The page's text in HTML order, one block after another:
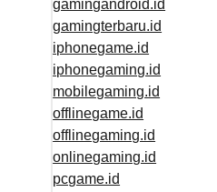
gamingandroid.id
gamingterbaru.id
iphonegame.id
iphonegaming.id
mobilegaming.id
offlinegame.id
offlinegaming.id
onlinegaming.id
pcgame.id